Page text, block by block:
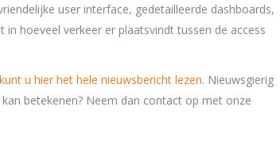
user interface, gedetailleerde dashboards,
hoeveel verkeer er plaatsvindt tussen de access
u hier het hele nieuwsbericht lezen. Nieuwsgierig
betekenen? Neem dan contact op met onze